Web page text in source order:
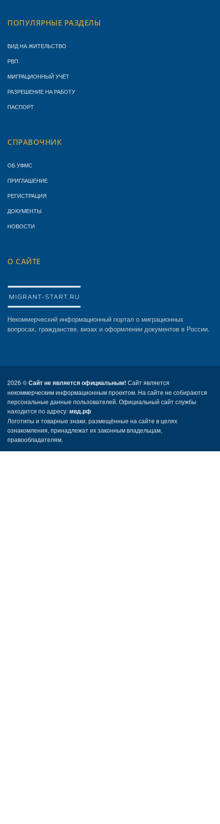
ПОПУЛЯРНЫЕ РАЗДЕЛЫ
ВИД НА ЖИТЕЛЬСТВО
РВП
МИГРАЦИОННЫЙ УЧЁТ
РАЗРЕШЕНИЕ НА РАБОТУ
ПАСПОРТ
СПРАВОЧНИК
ОБ УФМС
ПРИГЛАШЕНИЕ
РЕГИСТРАЦИЯ
ДОКУМЕНТЫ
НОВОСТИ
О САЙТЕ
Некоммерческий информационный портал о миграционных
вопросах, гражданстве, визах и оформлении документов в России.
2026 ©Сайт не является официальным! Сайт является
некоммерческим информационным проектом. На сайте не собираются
персональные данные пользователей. Официальный сайт службы
находится по адресу:мвд.рф
Логотипы и товарные знаки, размещённые на сайте в целях
ознакомления, принадлежат их законным владельцам,
правообладателям.